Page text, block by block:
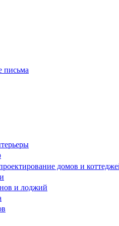
письма
домов и
и лоджий